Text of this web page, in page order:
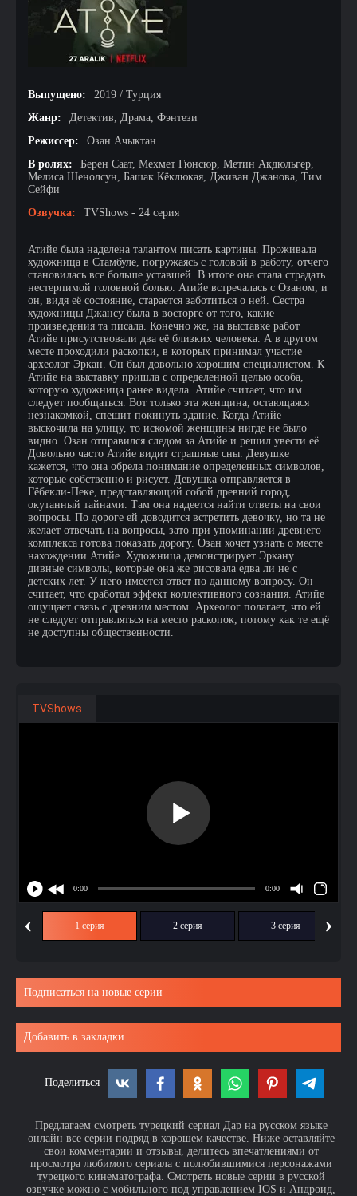
Выпущено:
2019 / Турция
Жанр:
Детектив, Драма, Фэнтези
Режиссер:
Озан Ачыктан
В ролях:
Берен Саат, Мехмет Гюнсюр, Метин Акдюльгер,
Мелиса Шенолсун, Башак Кёклюкая, Дживан Джанова, Тим
Сейфи
Озвучка:
TVShows - 24 серия
Атийе была наделена талантом писать картины. Проживала
художница в Стамбуле, погружаясь с головой в работу, отчего
становилась все больше уставшей. В итоге она стала страдать
нестерпимой головной болью. Атийе встречалась с Озаном, и
он, видя её состояние, старается заботиться о ней. Сестра
художницы Джансу была в восторге от того, какие
произведения та писала. Конечно же, на выставке работ
Атийе присутствовали два её близких человека. А в другом
месте проходили раскопки, в которых принимал участие
археолог Эркан. Он был довольно хорошим специалистом. К
Атийе на выставку пришла с определенной целью особа,
которую художница ранее видела. Атийе считает, что им
следует пообщаться. Вот только эта женщина, остающаяся
незнакомкой, спешит покинуть здание. Когда Атийе
выскочила на улицу, то искомой женщины нигде не было
видно. Озан отправился следом за Атийе и решил увести её.
Довольно часто Атийе видит страшные сны. Девушке
кажется, что она обрела понимание определенных символов,
которые собственно и рисует. Девушка отправляется в
Гёбекли-Пеке, представляющий собой древний город,
окутанный тайнами. Там она надеется найти ответы на свои
вопросы. По дороге ей доводится встретить девочку, но та не
желает отвечать на вопросы, зато при упоминании древнего
комплекса готова показать дорогу. Озан хочет узнать о месте
нахождении Атийе. Художница демонстрирует Эркану
дивные символы, которые она же рисовала едва ли не с
детских лет. У него имеется ответ по данному вопросу. Он
считает, что сработал эффект коллективного сознания. Атийе
ощущает связь с древним местом. Археолог полагает, что ей
не следует отправляться на место раскопок, потому как те ещё
не доступны общественности.
TVShows
‹ 1 серия 2 серия 3 серия ›
Подписаться на новые серии
Добавить в закладки
Поделиться
Предлагаем смотреть турецкий сериал Дар на русском языке
онлайн все серии подряд в хорошем качестве. Ниже оставляйте
свои комментарии и отзывы, делитесь впечатлениями от
просмотра любимого сериала с полюбившимися персонажами
турецкого кинематографа. Смотреть новые серии в русской
озвучке можно с мобильного под управлением IOS и Андроид,